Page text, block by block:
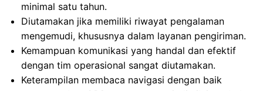
minimal satu tahun.
Diutamakan jika memiliki riwayat pengalaman
mengemudi, khususnya dalam layanan pengiriman.
Kemampuan komunikasi yang handal dan efektif
dengan tim operasional sangat diutamakan.
Keterampilan membaca navigasi dengan baik